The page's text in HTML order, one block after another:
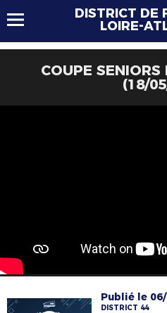
DISTRICT DE
LOIRE-
COUPE
(18/
Publié le
DISTRICT 44